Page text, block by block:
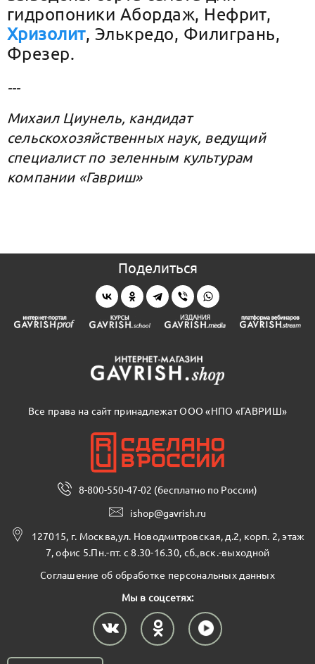
гидропоники Абордаж, Нефрит,
Хризолит, Элькредо, Филигрань,
Фрезер.
---
Михаил Циунель, кандидат
сельскохозяйственных наук, ведущий
специалист по зеленным культурам
компании «Гавриш»
Поделиться
Все права на сайт принадлежат ООО «НПО «ГАВРИШ»
8-800-550-47-02 (бесплатно по России)
ishop@gavrish.ru
127015, г. Москва,ул. Новодмитровская, д.2, корп. 2, этаж
7, офис 5.Пн.-пт. с 8.30-16.30, сб.,вск.-выходной
Соглашение об обработке персональных данных
Мы в соцсетях: